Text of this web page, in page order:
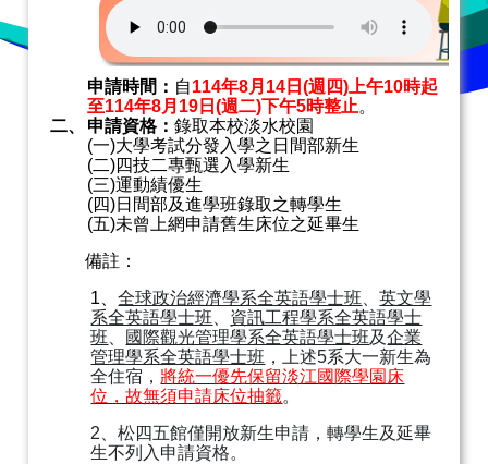
申請時間： 自114年8月 14日 (週四)上午10時起
至114年8月 19日 (週二)下午5時整止。
二、
申請資格： 錄取本校淡水校園
(一)大學考試分發入學之日間部新生
(二)四技二專甄選入學新生
(三)運動績優生
(四)日間部及進學班錄取之轉學生
(五)未曾上網申請舊生床位之延畢生
備註：
1、全球政治經濟學系全英語學士班、英文學
系全英語學士班、 資訊工程學系全英語學士
班、 國際觀光管理學系全英語學士班及企業
管理學系全英語學士班 ，上述5系大一新生為
全住宿， 將統一優先保留淡江國際學園床
位，故無須申請床位抽籤。
2、松四五館僅開放新生申請，轉學生及延畢
生不列入申請資格。